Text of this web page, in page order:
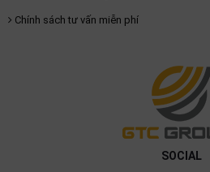
Chính sách tư vấn miễn phí
SOCIAL